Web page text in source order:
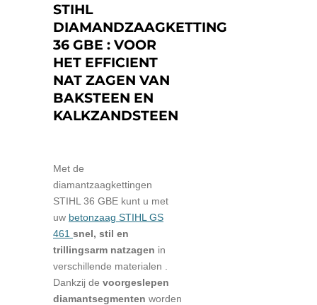
STIHL
DIAMANDZAAGKETTING
36 GBE : VOOR
HET EFFICIENT
NAT ZAGEN VAN
BAKSTEEN EN
KALKZANDSTEEN
Met de
diamantzaagkettingen
STIHL 36 GBE kunt u met
uw betonzaag STIHL GS
461 snel, stil en
trillingsarm natzagen in
verschillende materialen
Dankzij de voorgeslepen
diamantsegmenten worden